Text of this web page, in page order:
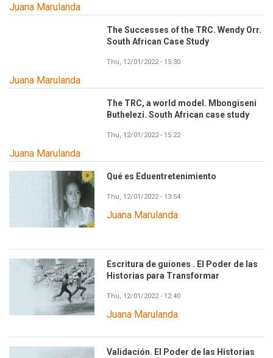
Juana Marulanda
The Successes of the TRC. Wendy Orr.
South African Case Study
Thu, 12/01/2022 - 15:30
Juana Marulanda
The TRC, a world model. Mbongiseni
Buthelezi. South African case study
Thu, 12/01/2022 - 15:22
Juana Marulanda
Qué es Eduentretenimiento
Thu, 12/01/2022 - 13:54
Juana Marulanda
Escritura de guiones . El Poder de las
Historias para Transformar
Thu, 12/01/2022 - 12:40
Juana Marulanda
Validación. El Poder de las Historias